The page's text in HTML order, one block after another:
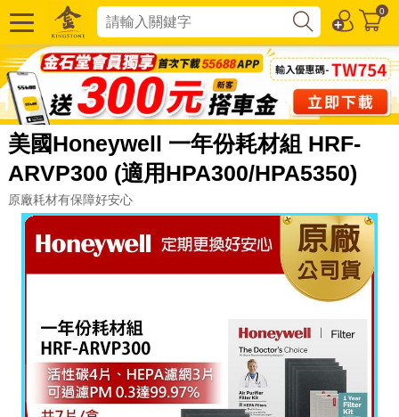
0
美國Honeywell 一年份耗材組 HRF-
ARVP300 (適用HPA300/HPA5350)
原廠耗材有保障好安心